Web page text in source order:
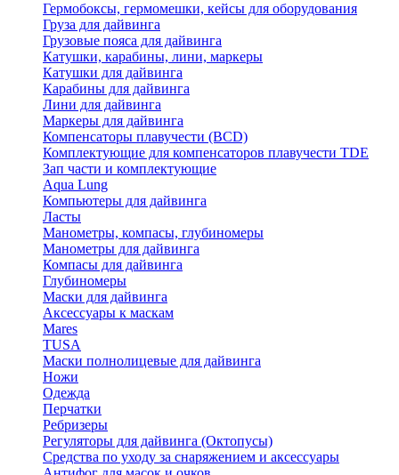
Гермобоксы, гермомешки, кейсы для оборудования
Груза для дайвинга
Грузовые пояса для дайвинга
Катушки, карабины, лини, маркеры
Катушки для дайвинга
Карабины для дайвинга
Лини для дайвинга
Маркеры для дайвинга
Компенсаторы плавучести (BCD)
Комплектующие для компенсаторов плавучести TDE
Зап части и комплектующие
Aqua Lung
Компьютеры для дайвинга
Ласты
Манометры, компасы, глубиномеры
Манометры для дайвинга
Компасы для дайвинга
Глубиномеры
Маски для дайвинга
Аксессуары к маскам
Mares
TUSA
Маски полнолицевые для дайвинга
Ножи
Одежда
Перчатки
Ребризеры
Регуляторы для дайвинга (Октопусы)
Средства по уходу за снаряжением и аксессуары